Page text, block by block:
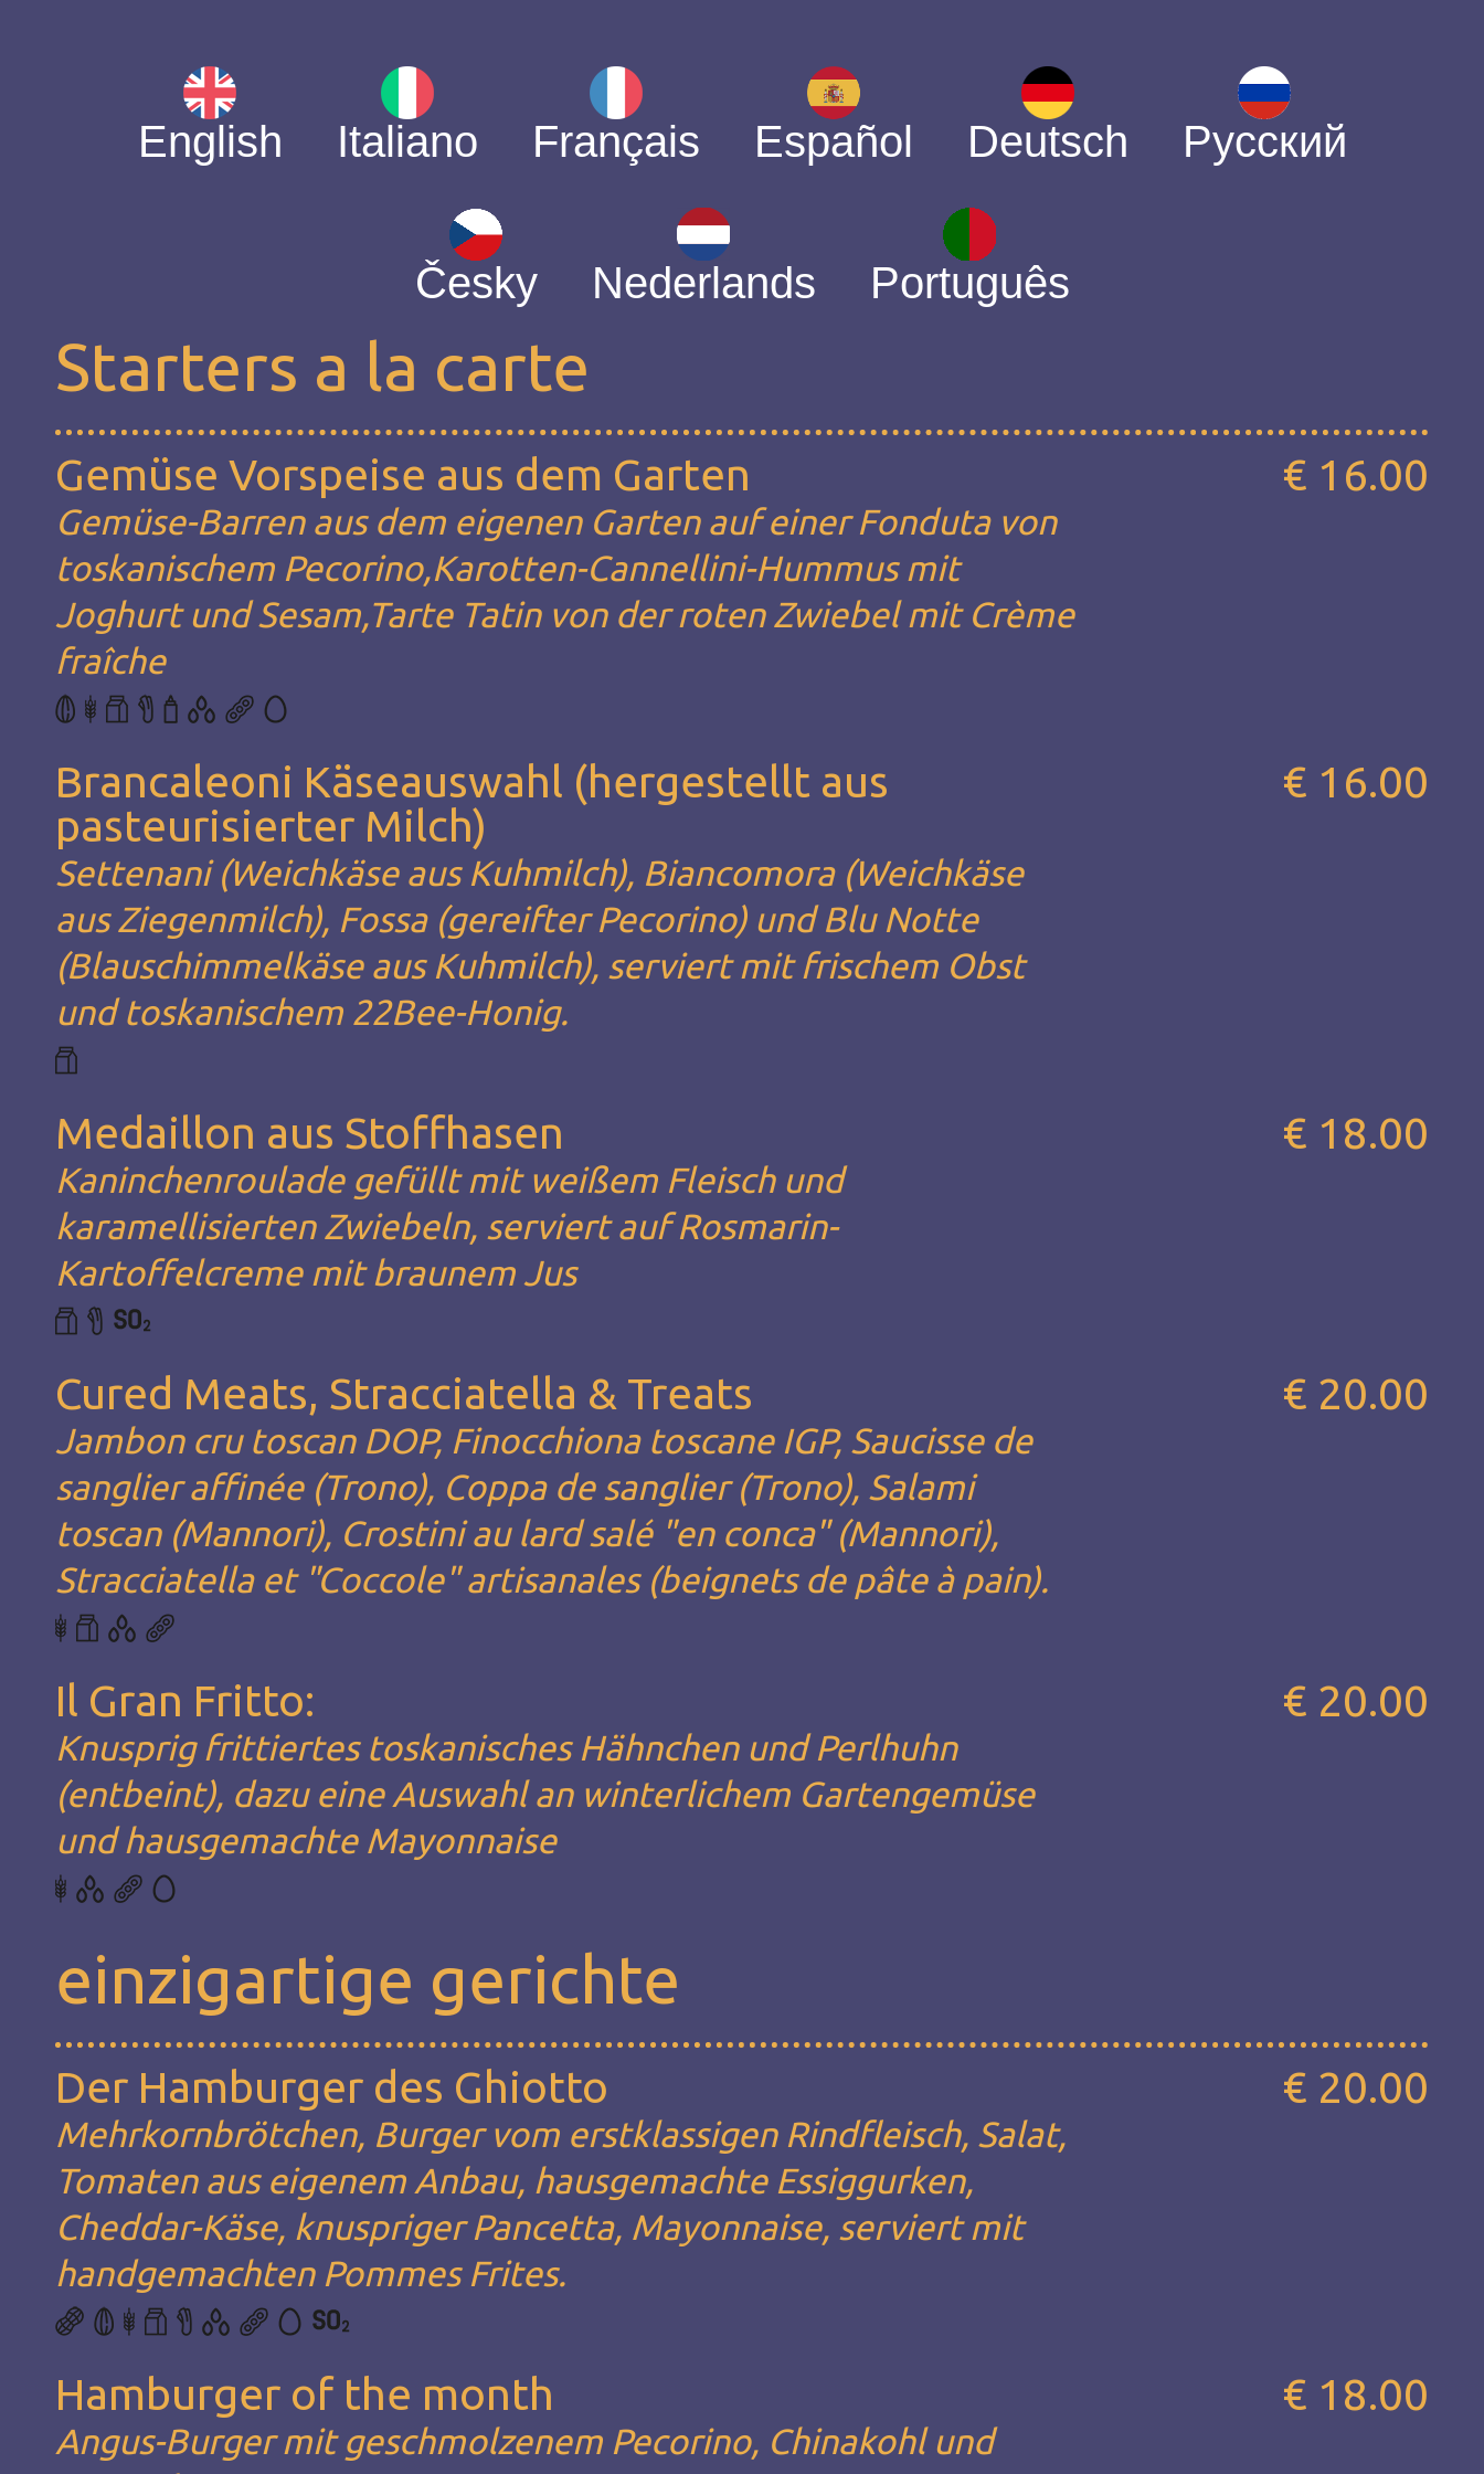
English Italiano Français Español Deutsch Русский
Česky Nederlands Português
Starters a la carte
Gemüse Vorspeise aus dem Garten
Gemüse-Barren aus dem eigenen Garten auf einer Fonduta von
toskanischem Pecorino,Karotten-Cannellini-Hummus mit
Joghurt und Sesam,Tarte Tatin von der roten Zwiebel mit Crème
fraîche
€ 16.00
Brancaleoni Käseauswahl (hergestellt aus
pasteurisierter Milch)
Settenani (Weichkäse aus Kuhmilch), Biancomora (Weichkäse
aus Ziegenmilch), Fossa (gereifter Pecorino) und Blu Notte
(Blauschimmelkäse aus Kuhmilch), serviert mit frischem Obst
und toskanischem 22Bee-Honig.
€ 16.00
Medaillon aus Stoffhasen
Kaninchenroulade gefüllt mit weißem Fleisch und
karamellisierten Zwiebeln, serviert auf Rosmarin-
Kartoffelcreme mit braunem Jus
€ 18.00
Cured Meats, Stracciatella & Treats
Jambon cru toscan DOP, Finocchiona toscane IGP, Saucisse de
sanglier affinée (Trono), Coppa de sanglier (Trono), Salami
toscan (Mannori), Crostini au lard salé "en conca" (Mannori),
Stracciatella et "Coccole" artisanales (beignets de pâte à pain).
€ 20.00
Il Gran Fritto:
Knusprig frittiertes toskanisches Hähnchen und Perlhuhn
(entbeint), dazu eine Auswahl an winterlichem Gartengemüse
und hausgemachte Mayonnaise
€ 20.00
einzigartige gerichte
Der Hamburger des Ghiotto
Mehrkornbrötchen, Burger vom erstklassigen Rindfleisch, Salat,
Tomaten aus eigenem Anbau, hausgemachte Essiggurken,
Cheddar-Käse, knuspriger Pancetta, Mayonnaise, serviert mit
handgemachten Pommes Frites.
€ 20.00
Hamburger of the month
Angus-Burger mit geschmolzenem Pecorino, Chinakohl und
€ 18.00